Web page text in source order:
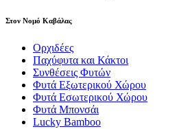
Στον Νομό Καβάλας
Ορχιδέες
Παχύφυτα και Κάκτοι
Συνθέσεις Φυτών
Φυτά Εξωτερικού Χώρου
Φυτά Εσωτερικού Χώρου
Φυτά Μπονσάι
Lucky Bamboo